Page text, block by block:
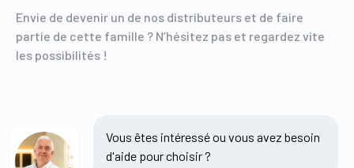
Envie de devenir un de nos distributeurs et de faire
partie de cette famille ? N’hésitez pas et regardez vite
les possibilités !
Vous êtes intéressé ou vous avez besoin
d'aide pour choisir ?